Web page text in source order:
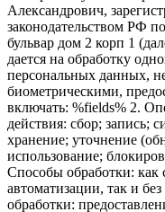
Александрович,
законодательством РФ
бульвар дом 2 корп 1
дается на обработку
персональных данных,
биометрическими,
включать: %fields% 2.
действия: сбор; запись;
хранение; уточнение
использование;
Способы обработки: как
автоматизации, так и
обработки: